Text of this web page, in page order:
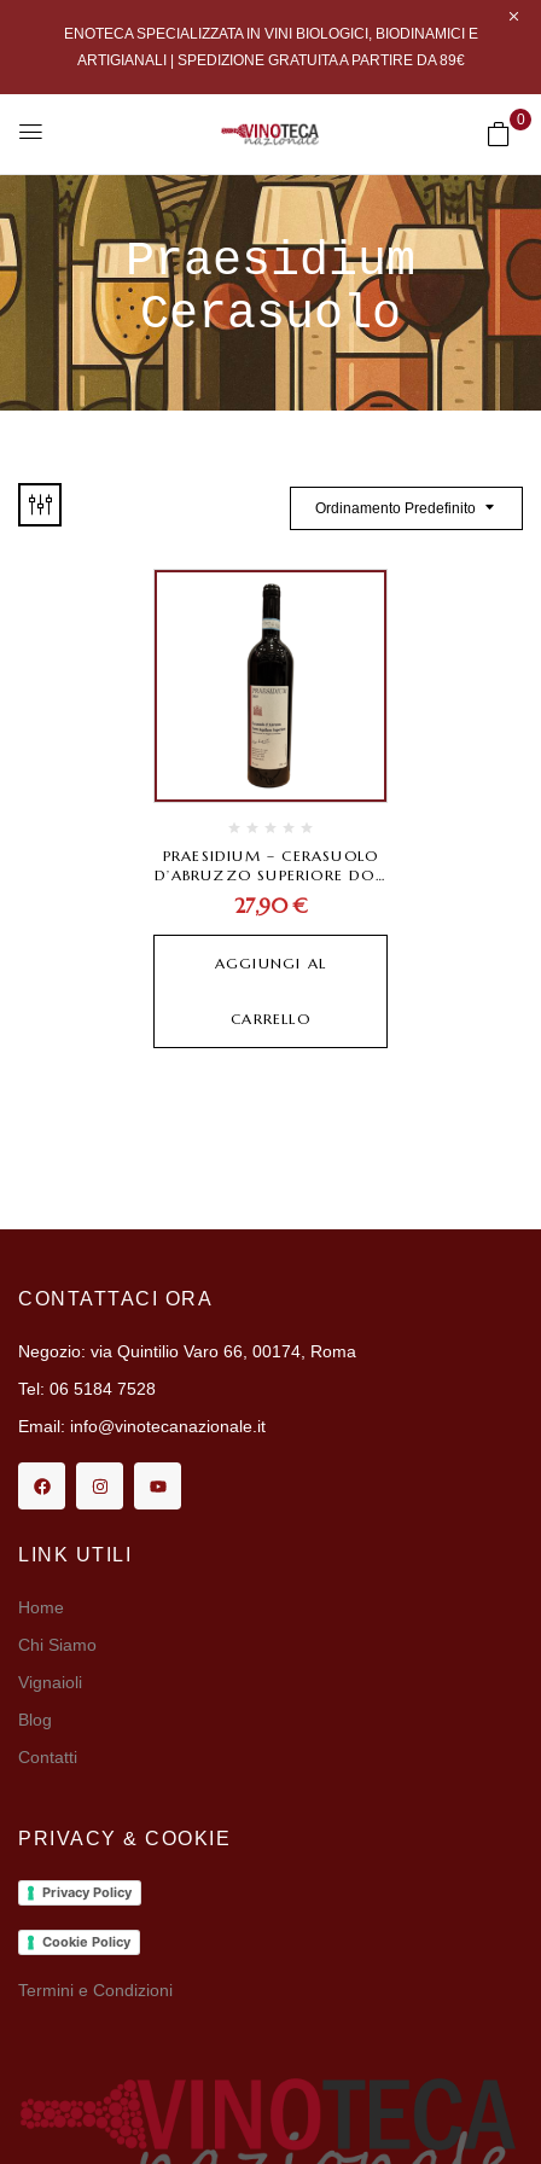
ENOTECA SPECIALIZZATA IN VINI BIOLOGICI, BIODINAMICI E
ARTIGIANALI | SPEDIZIONE GRATUITA A PARTIRE DA 89€
0
Praesidium
Cerasuolo
Ordinamento Predefinito
PRAESIDIUM – CERASUOLO
D’ABRUZZO SUPERIORE DOC
2024
27,90€
AGGIUNGI AL
CARRELLO
CONTATTACI ORA
Negozio: via Quintilio Varo 66, 00174, Roma
Tel: 06 5184 7528
Email: info@vinotecanazionale.it
LINK UTILI
Home
Chi Siamo
Vignaioli
Blog
Contatti
PRIVACY & COOKIE
Privacy Policy
Cookie Policy
Termini e Condizioni